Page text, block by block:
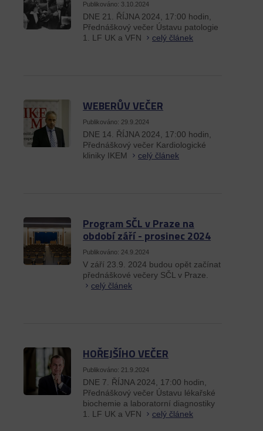
Publikováno: 3.10.2024
DNE 21. ŘÍJNA 2024, 17:00 hodin,
Přednáškový večer Ústavu patologie
1. LF UK a VFN
celý článek
WEBERŮV VEČER
Publikováno: 29.9.2024
DNE 14. ŘÍJNA 2024, 17:00 hodin,
Přednáškový večer Kardiologické
kliniky IKEM
celý článek
Program SČL v Praze na
období září - prosinec 2024
Publikováno: 24.9.2024
V září 23.9. 2024 budou opět začínat
přednáškové večery SČL v Praze.
celý článek
HOŘEJŠÍHO VEČER
Publikováno: 21.9.2024
DNE 7. ŘÍJNA 2024, 17:00 hodin,
Přednáškový večer Ústavu lékařské
biochemie a laboratorní diagnostiky
1. LF UK a VFN
celý článek